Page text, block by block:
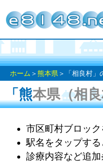
ホーム ＞熊本県 ＞「相良村」
「熊本県（
市区町村ブロッ
駅名をタップする
診療内容など追加